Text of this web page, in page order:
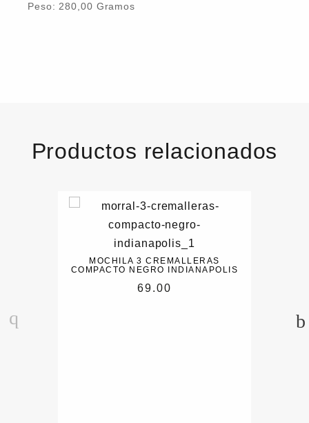
Peso: 280,00 Gramos
Productos relacionados
MOCHILA 3 CREMALLERAS
COMPACTO NEGRO INDIANAPOLIS
69.00